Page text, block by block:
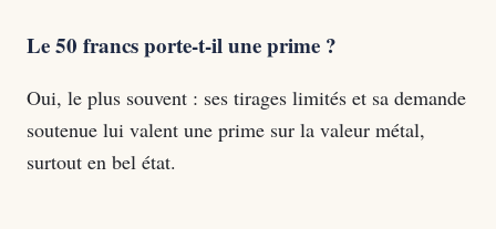
Le 50 francs porte-t-il une prime ?
Oui, le plus souvent : ses tirages limités et sa demande
soutenue lui valent une prime sur la valeur métal,
surtout en bel état.